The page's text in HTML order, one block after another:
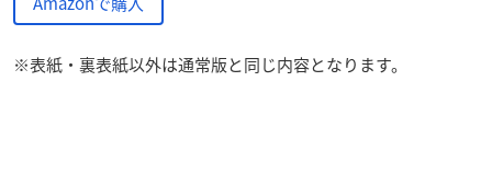
※表紙・裏表紙以外は通常版と同じ内容となります。